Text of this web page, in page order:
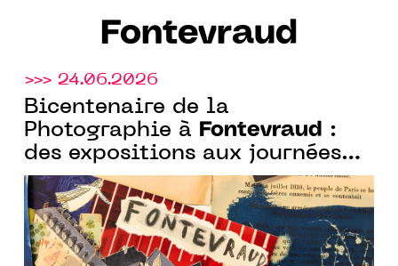
Fontevraud
>>> 24.06.2026
Bicentenaire de la
Photographie à
Fontevraud :
des expositions aux journées
famille, en passant par les
parcours nocturnes,Fontevraud
vit cet été sous le thème de la
photographie et de l’image